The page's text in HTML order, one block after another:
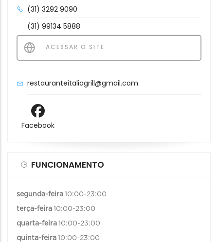
(31) 3292 9090
(31) 99134 5888
ACESSAR O SITE
restauranteitaliagrill@gmail.com
Facebook
FUNCIONAMENTO
segunda-feira 10:00-23:00
terça-feira 10:00-23:00
quarta-feira 10:00-23:00
quinta-feira 10:00-23:00